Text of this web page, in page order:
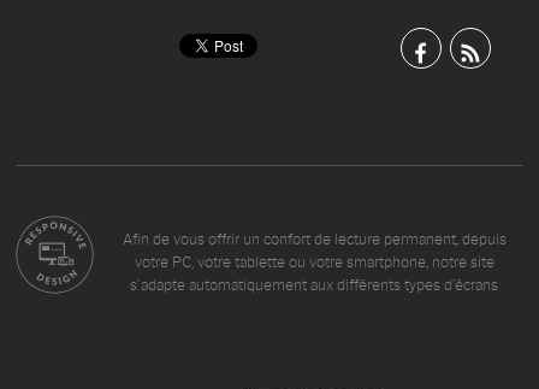
Afin de vous offrir un confort de lecture permanent, depuis
votre PC, votre tablette ou votre smartphone, notre site
s’adapte automatiquement aux différents types d'écrans